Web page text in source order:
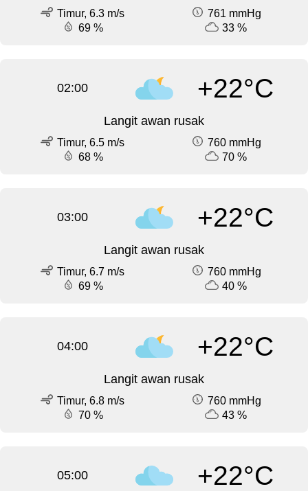
Timur, 6.3 m/s
761 mmHg
69 %
33 %
02:00 +22°C
Langit awan rusak
Timur, 6.5 m/s
760 mmHg
68 %
70 %
03:00 +22°C
Langit awan rusak
Timur, 6.7 m/s
760 mmHg
69 %
40 %
04:00 +22°C
Langit awan rusak
Timur, 6.8 m/s
760 mmHg
70 %
43 %
05:00 +22°C